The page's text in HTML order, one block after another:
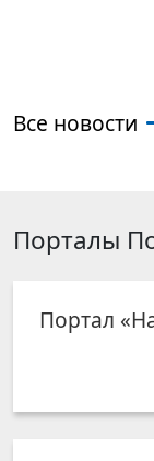
Все новости
Порталы
Портал